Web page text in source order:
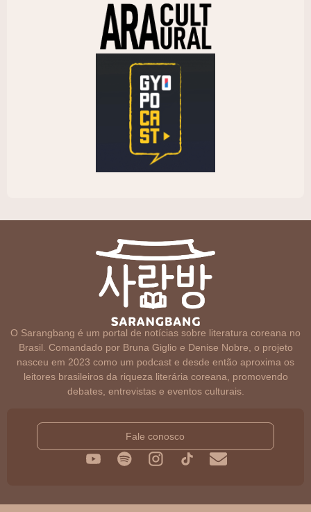
O Sarangbang é um portal de notícias sobre literatura coreana no
Brasil. Comandado por Bruna Giglio e Denise Nobre, o projeto
nasceu em 2023 como um podcast e desde então aproxima os
leitores brasileiros da riqueza literária coreana, promovendo
debates, entrevistas e eventos culturais.
Fale conosco